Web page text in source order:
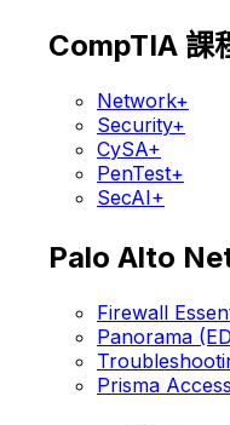
CompTIA 課
Network+
Security+
CySA+
PenTest+
SecAI+
Palo Alto
Firewall
Panorama
Prisma